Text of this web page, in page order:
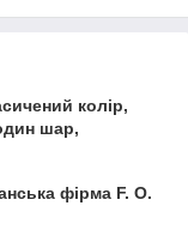
колір,
шар,
фірма F. O.